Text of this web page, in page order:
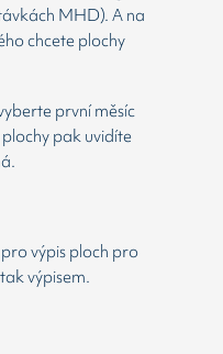
MHD). A na
chcete plochy
první měsíc
pak uvidíte
výpis ploch pro
výpisem.